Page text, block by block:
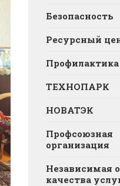
Безопасность
Ресурсный
Профилактика
ТЕХНОПАРК
НОВАТЭК
Профсоюзная
организация
Независимая
качества